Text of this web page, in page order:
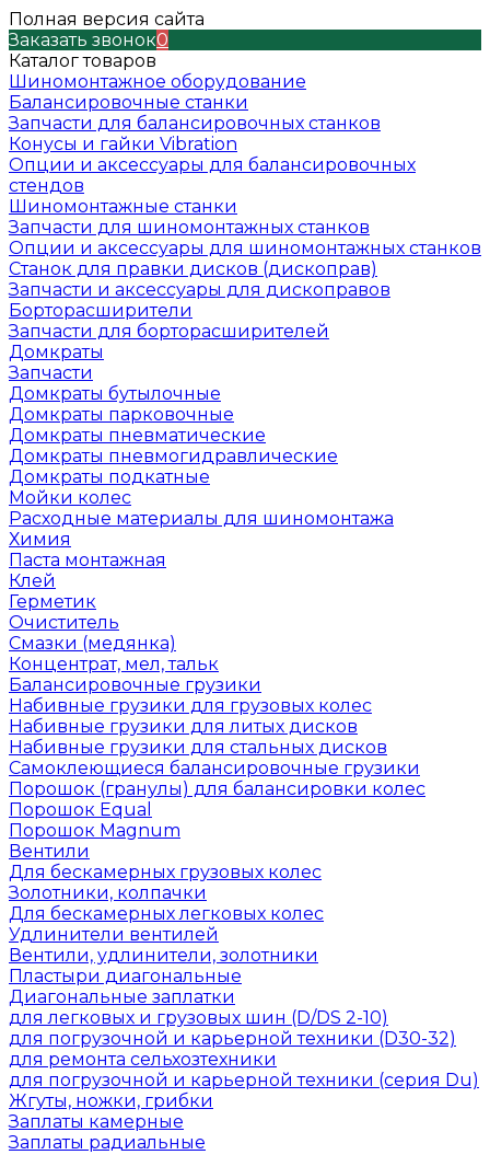
Полная версия сайта
Заказать звонок0
Каталог товаров
Шиномонтажное оборудование
Балансировочные станки
Запчасти для балансировочных станков
Конусы и гайки Vibration
Опции и аксессуары для балансировочных
стендов
Шиномонтажные станки
Запчасти для шиномонтажных станков
Опции и аксессуары для шиномонтажных станков
Станок для правки дисков (дископрав)
Запчасти и аксессуары для дископравов
Борторасширители
Запчасти для борторасширителей
Домкраты
Запчасти
Домкраты бутылочные
Домкраты парковочные
Домкраты пневматические
Домкраты пневмогидравлические
Домкраты подкатные
Мойки колес
Расходные материалы для шиномонтажа
Химия
Паста монтажная
Клей
Герметик
Очиститель
Смазки (медянка)
Концентрат, мел, тальк
Балансировочные грузики
Набивные грузики для грузовых колес
Набивные грузики для литых дисков
Набивные грузики для стальных дисков
Самоклеющиеся балансировочные грузики
Порошок (гранулы) для балансировки колес
Порошок Equal
Порошок Magnum
Вентили
Для бескамерных грузовых колес
Золотники, колпачки
Для бескамерных легковых колес
Удлинители вентилей
Вентили, удлинители, золотники
Пластыри диагональные
Диагональные заплатки
для легковых и грузовых шин (D/DS 2-10)
для погрузочной и карьерной техники (D30-32)
для ремонта сельхозтехники
для погрузочной и карьерной техники (серия Du)
Жгуты, ножки, грибки
Заплаты камерные
Заплаты радиальные